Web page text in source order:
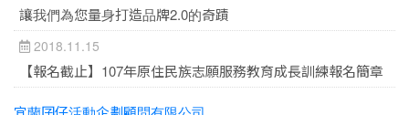
讓我們為您量身打造品牌2.0的奇蹟
2018.11.15
【報名截止】107年原住民族志願服務教育成長訓練報名簡章